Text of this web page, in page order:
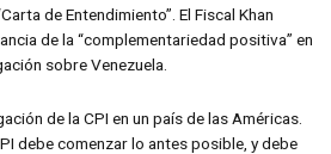
de Entendimiento”. El Fiscal Khan
de la “complementariedad positiva” en
sobre Venezuela.
de la CPI en un país de las Américas.
debe comenzar lo antes posible, y debe